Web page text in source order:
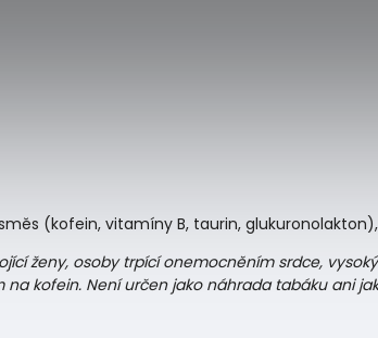
(kofein, vitamíny B, taurin,
ženy, osoby trpící onemocněním srdce,
kofein. Není určen jako náhrada tabáku ani